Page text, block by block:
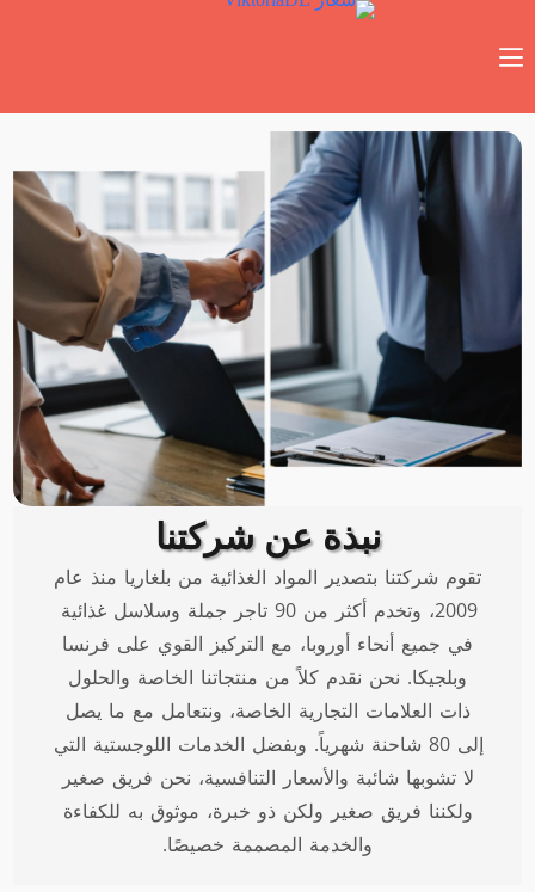
نبذة عن شركتنا
تقوم شركتنا بتصدير المواد الغذائية من بلغاريا منذ عام
2009، وتخدم أكثر من 90 تاجر جملة وسلاسل غذائية
في جميع أنحاء أوروبا، مع التركيز القوي على فرنسا
وبلجيكا. نحن نقدم كلاً من منتجاتنا الخاصة والحلول
ذات العلامات التجارية الخاصة، ونتعامل مع ما يصل
إلى 80 شاحنة شهرياً. وبفضل الخدمات اللوجستية التي
لا تشوبها شائبة والأسعار التنافسية، نحن فريق صغير
ولكننا فريق صغير ولكن ذو خبرة، موثوق به للكفاءة
والخدمة المصممة خصيصًا.